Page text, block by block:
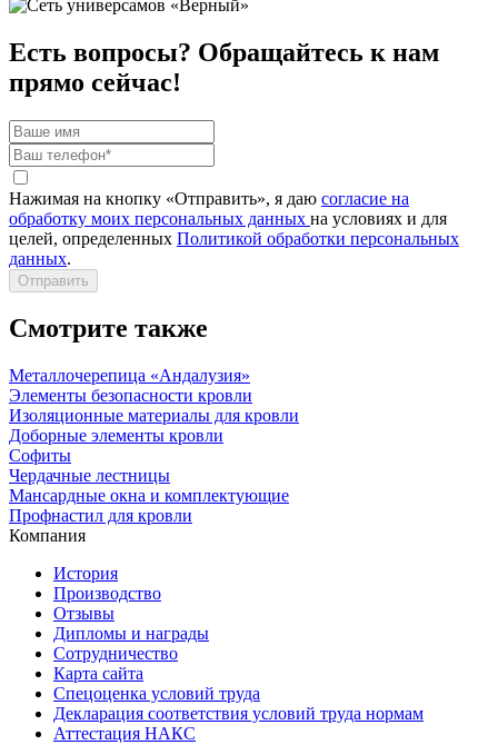
Есть вопросы? Обращайтесь к нам
прямо сейчас!
Нажимая на кнопку «Отправить», я даю согласие на
обработку моих персональных данных на условиях и для
целей, определенных Политикой обработки персональных
данных.
Отправить
Смотрите также
Металлочерепица «Андалузия»
Элементы безопасности кровли
Изоляционные материалы для кровли
Доборные элементы кровли
Софиты
Чердачные лестницы
Мансардные окна и комплектующие
Профнастил для кровли
Компания
История
Производство
Отзывы
Дипломы и награды
Сотрудничество
Карта сайта
Спецоценка условий труда
Декларация соответствия условий труда нормам
Аттестация НАКС